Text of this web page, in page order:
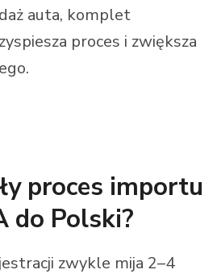
auta, komplet
proces i zwiększa
proces importu
do Polski?
zwykle mija 2–4